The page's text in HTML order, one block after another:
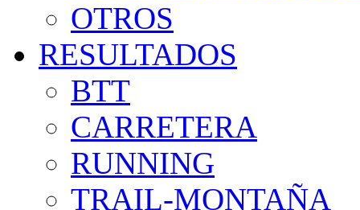
OTROS
RESULTADOS
BTT
CARRETERA
RUNNING
TRAIL-MONTAÑA